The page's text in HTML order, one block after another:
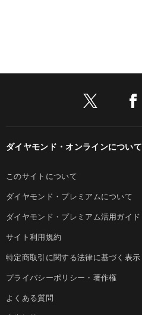
ダイヤモンド・オンラインについて
このサイトについて
ダイヤモンド・プレミアムについて
ダイヤモンド・プレミアム活用ガイド
サイト利用規約
特定商取引に関する法律に基づく表示
プライバシーポリシー・著作権
よくある質問